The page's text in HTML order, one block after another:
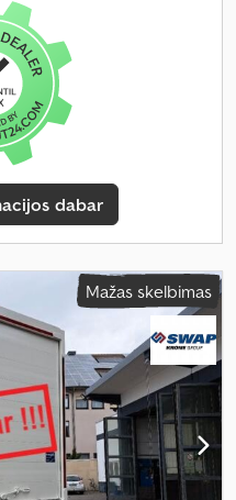
dabar
Mažas skelbimas